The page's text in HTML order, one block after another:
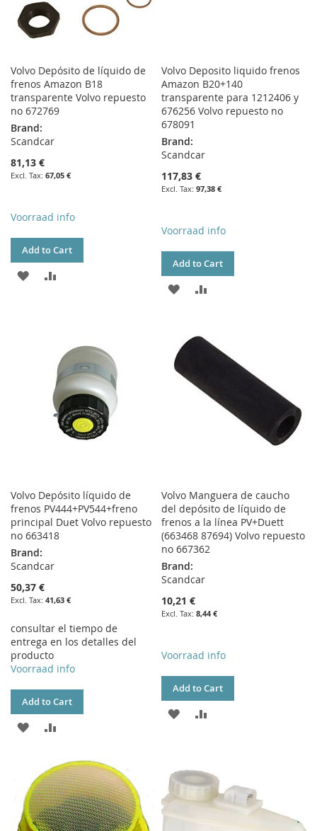
Volvo Depósito de líquido de
frenos Amazon B18
transparente Volvo repuesto
no 672769
Brand:
Scandcar
81,13 €
67,05 €
Voorraad info
Add to Cart
ADD
Volvo Deposito liquido frenos
Amazon B20+140
transparente para 1212406 y
676256 Volvo repuesto no
678091
Brand:
Scandcar
117,83 €
97,38 €
Voorraad info
Add to Cart
ADD
WISHCOMPARE
Volvo Depósito líquido de
frenos PV444+PV544+freno
principal Duet Volvo repuesto
no 663418
Brand:
Scandcar
50,37 €
41,63 €
consultar el tiempo de
entrega en los detalles del
producto
Voorraad info
Add to Cart
ADD
WISH
LIST
COMPARE
Volvo Manguera de caucho
del depósito de líquido de
frenos a la línea PV+Duett
(663468 87694) Volvo repuesto
no 667362
Brand:
Scandcar
10,21 €
8,44 €
Voorraad info
Add to Cart
ADD
LIST